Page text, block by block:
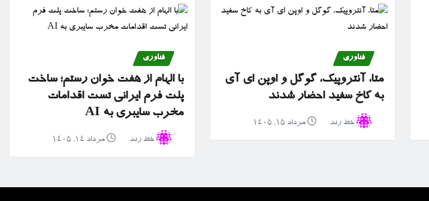
فناوری
متا، آنتروپیک، گوگل و اوپن ای آی
به کاخ سفید احضار شدند
خط رند مرداد ۱۵, ۱۴۰۵
فناوری
با الهام از هفت خوان رستم؛ ساخت
پلت فرم ایرانی تست اقدامات
مخرب سایبری به AI
خط رند مرداد ۱۴, ۱۴۰۵